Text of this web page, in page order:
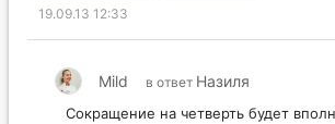
19.09.13 12:33
Mild в ответ Назиля
Сокращение на четверть будет